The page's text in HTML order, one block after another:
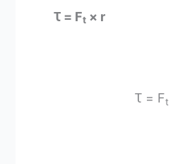
Ꚍ = Ft × r
Ꚍ = Ft